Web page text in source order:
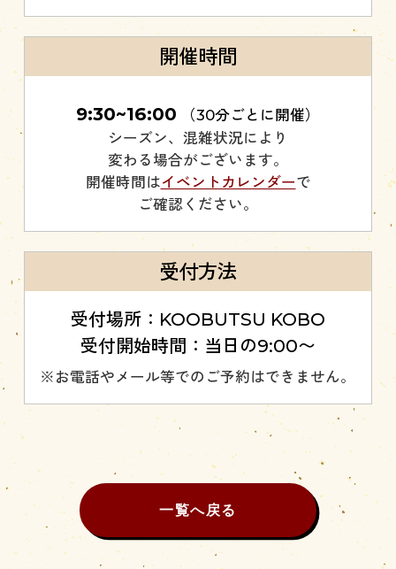
開催時間
9:30~16:00
（30分ごとに開催）
シーズン、混雑状況により
変わる場合がございます。
開催時間はイベントカレンダーで
ご確認ください。
受付方法
受付場所：KOOBUTSU KOBO
受付開始時間：当日の9:00〜
※お電話やメール等でのご予約はできません。
一覧へ戻る